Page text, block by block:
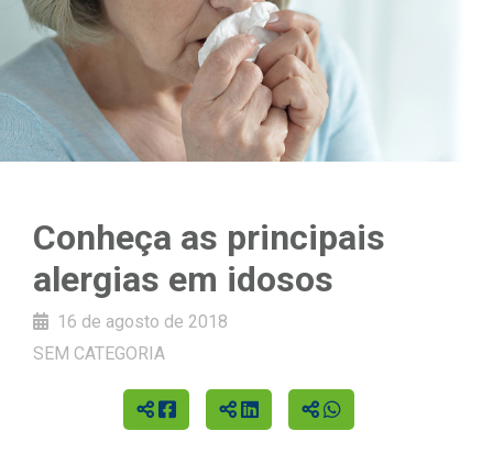
Conheça as principais
alergias em idosos
16 de agosto de 2018
SEM CATEGORIA